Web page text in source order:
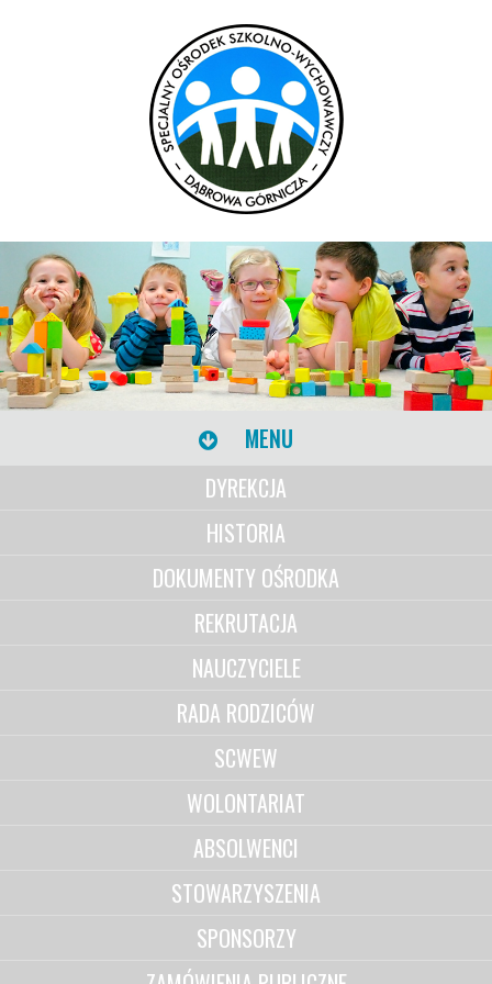
MENU
DYREKCJA
HISTORIA
DOKUMENTY OŚRODKA
REKRUTACJA
NAUCZYCIELE
RADA RODZICÓW
SCWEW
WOLONTARIAT
ABSOLWENCI
STOWARZYSZENIA
SPONSORZY